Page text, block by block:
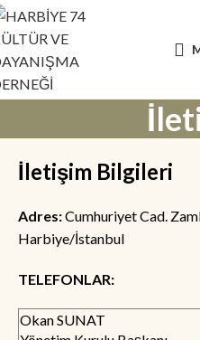
İletişim Bilgileri
Adres:Cumhuriyet Cad.
Harbiye/İstanbul
TELEFONLAR:
Okan SUNAT